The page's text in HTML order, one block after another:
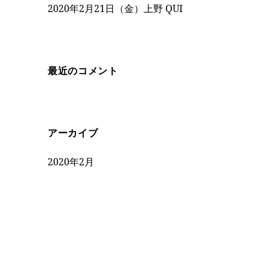
2020年2月21日（金）上野 QUI
最近のコメント
アーカイブ
2020年2月